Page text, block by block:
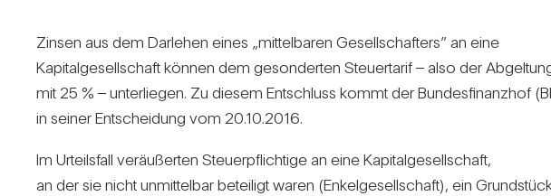
Zinsen aus dem Dar­lehen eines „mit­tel­baren Gesell­schaf­ters” an eine
Kapi­tal­ge­sell­schaft können dem geson­derten Steu­er­tarif – also der
mit 25 % – unter­liegen. Zu diesem Ent­schluss kommt der Bun­des­fi­nanzhof
in seiner Ent­schei­dung vom 20.10.2016.
Im Urteils­fall ver­äu­ßerten Steu­er­pflich­tige an eine Kapi­tal­ge­sell­schaft,
an der sie nicht unmit­telbar betei­ligt waren (Enkel­ge­sell­schaft), ein